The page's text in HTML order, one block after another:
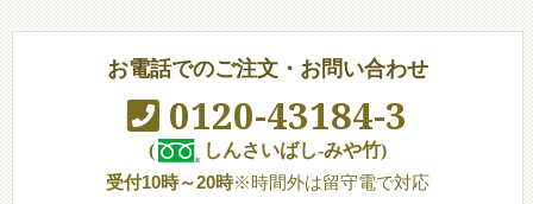
お電話でのご注文・お問い合わせ
0120-43184-3
(
しんさいばし-みや竹)
受付10時～20時※時間外は留守電で対応